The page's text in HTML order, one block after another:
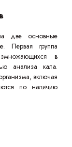
две основные
Первая группа
в
анализа кала.
включая
по наличию